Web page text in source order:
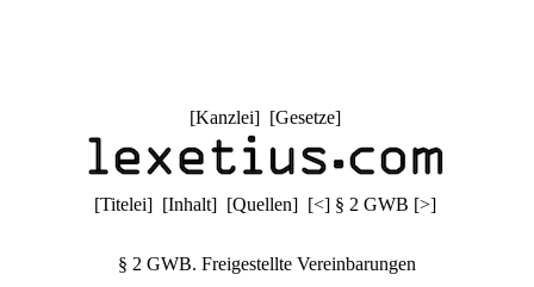
[Kanzlei] [Gesetze]
[Titelei] [Inhalt] [Quellen] [<] § 2 GWB [>]
§ 2 GWB. Freigestellte Vereinbarungen